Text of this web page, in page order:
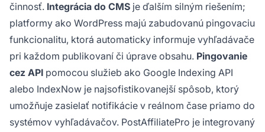
činnosť. Integrácia do CMS je ďalším silným riešením;
platformy ako WordPress majú zabudovanú pingovaciu
funkcionalitu, ktorá automaticky informuje vyhľadávače
pri každom publikovaní či úprave obsahu. Pingovanie
cez API pomocou služieb ako Google Indexing API
alebo IndexNow je najsofistikovanejší spôsob, ktorý
umožňuje zasielať notifikácie v reálnom čase priamo do
systémov vyhľadávačov. PostAffiliatePro je integrovaný